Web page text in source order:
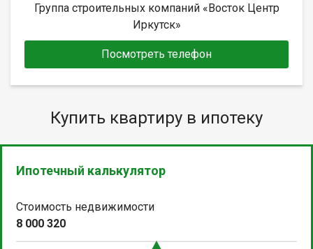
Группа строительных компаний «Восток Центр
Иркутск»
Посмотреть телефон
Купить квартиру в ипотеку
Ипотечный калькулятор
Стоимость недвижимости
8 000 320